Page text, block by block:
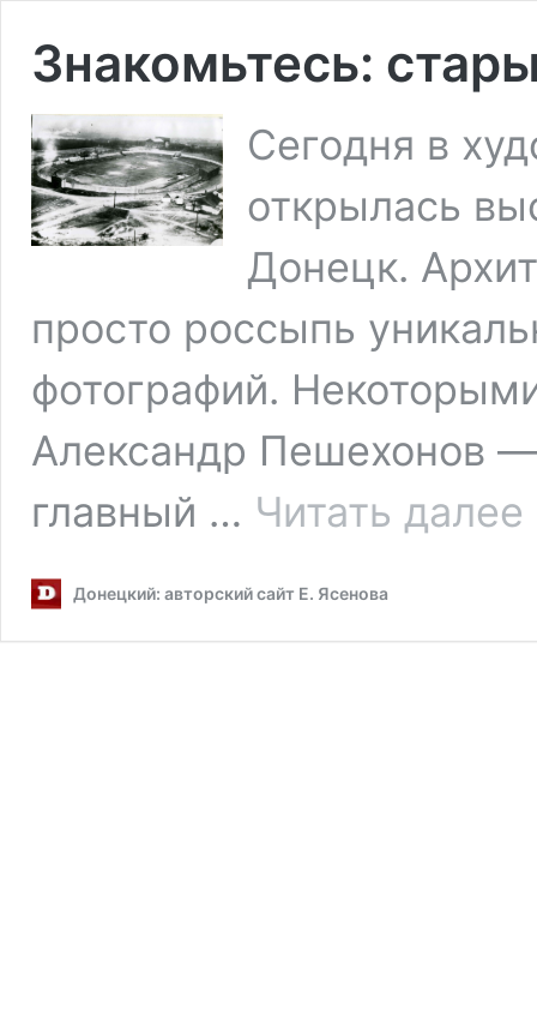
Знакомьтесь:
Сегодня в
открылась
Донецк.
просто россыпь
фотографий.
Александр Пешехонов
главный … Читать далее
Донецкий: авторский сайт Е. Ясенова